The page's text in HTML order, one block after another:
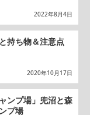
2022年8月4日
持ち物＆注意点
2020年10月17日
ンプ場」兜沼と森
プ場